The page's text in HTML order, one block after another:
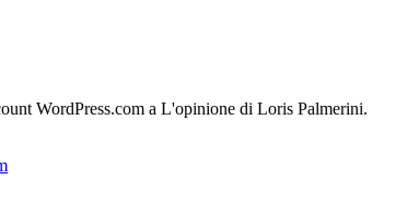
WordPress.com a L'opinione di Loris Palmerini.